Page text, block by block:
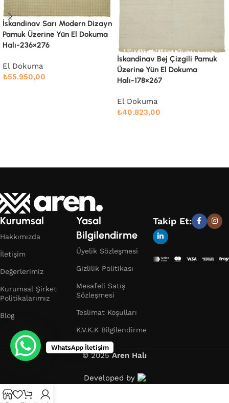
Üzerine Yün El Dokuma
Halı-178×267
İskandinav Bej Çizgili Pamuk
Üzerine Yün El Dokuma
El Dokuma
₺60.848,00
Devamını oku
Kurumsal
Hakkımızda
İletişim
Değerlerimiz
Kurumsal Şirket
Politikalarımız
Blog
Yasal
Bilgilendirme
Üyelik Sözleşmesi
Gizlilik Politikası
Mesafeli Satış
Sözleşmesi
Teslimat Koşulları
K.V.K.K Bilgilendirme
Takip Et:
© 2025Aren Halı
Developed by
WhatsApp İletişim